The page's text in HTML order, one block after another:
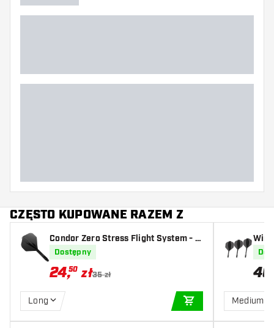
Główny kolor
CZĘSTO KUPOWANE RAZEM Z
Condor Zero Stress Flight System - S
tandard Black
Dostępny
24,50 zł35 zł
Long
DODAJ DO
40
Medium